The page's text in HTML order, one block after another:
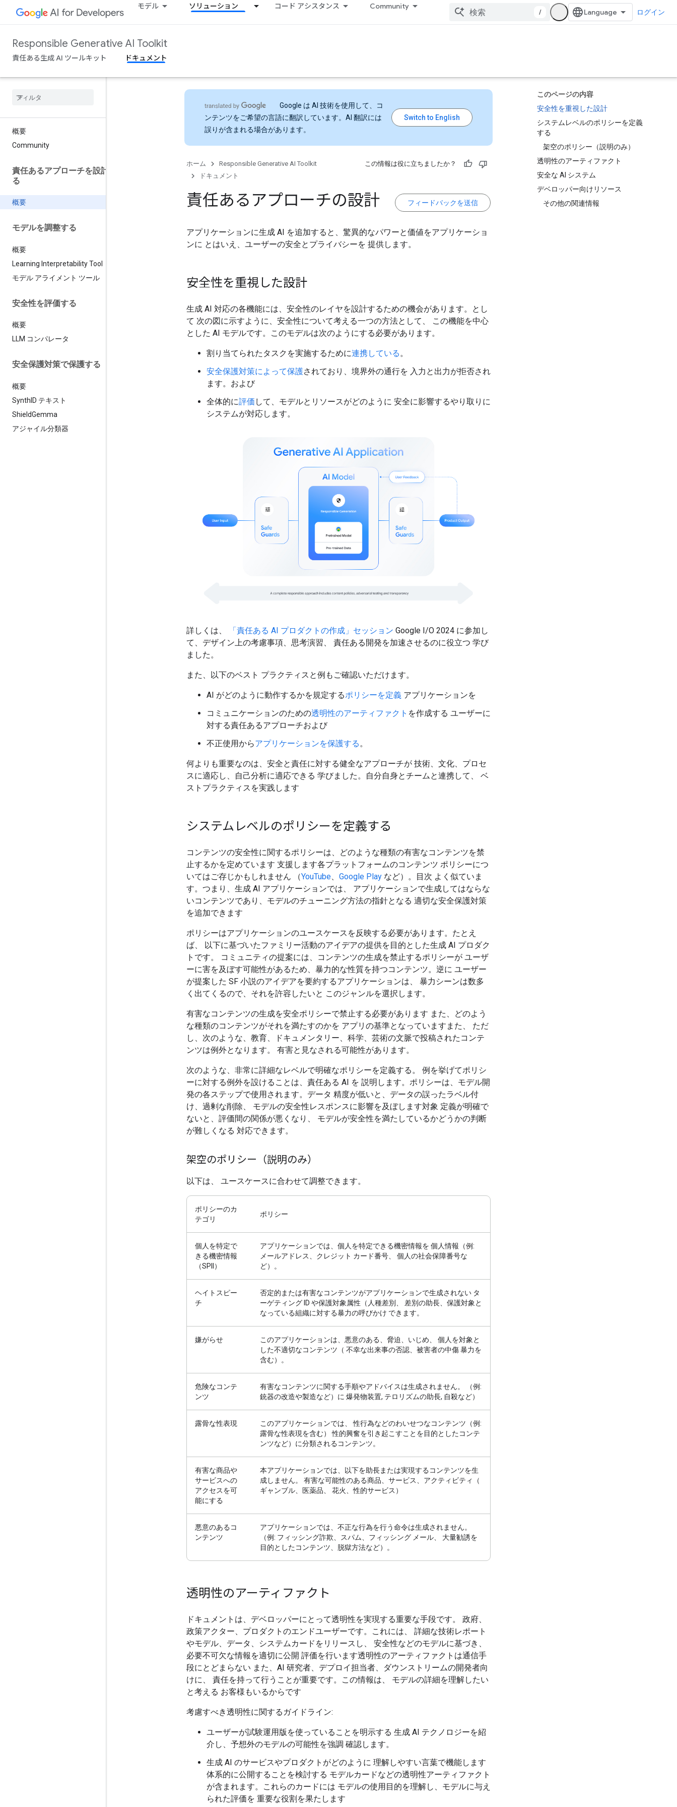
モデル ソリューション コード アシスタンス Community
/ ログイン
Responsible Generative AI Toolkit
責任ある生成 AI ツールキット ドキュメント
概要
Community
責任あるアプローチを設計す
る
概要
モデルを調整する
概要
Learning Interpretability Tool
モデル アライメント ツール
安全性を評価する
概要
LLM コンパレータ
安全保護対策で保護する
概要
SynthID テキスト
ShieldGemma
アジャイル分類器
このページの内容
安全性を重視した設計
システムレベルのポリシーを定義
する
架空のポリシー（説明のみ）
透明性のアーティファクト
安全な AI システム
デベロッパー向けリソース
その他の関連情報
Google は AI 技術を使用して、コ
ンテンツをご希望の言語に翻訳しています。AI 翻訳には
誤りが含まれる場合があります。
ホーム
Responsible Generative AI Toolkit
ドキュメント
この情報は役に立ちましたか？
フィードバックを送信
責任あるアプローチの設計
アプリケーションに生成 AI を追加すると、驚異的なパワーと価値をアプリケーショ
ンに とはいえ、ユーザーの安全とプライバシーを 提供します。
安全性を重視した設計
生成 AI 対応の各機能には、安全性のレイヤを設計するための機会があります。とし
て 次の図に示すように、安全性について考える一つの方法として、 この機能を中心
とした AI モデルです。このモデルは次のようにする必要があります。
割り当てられたタスクを実施するために連携している。
安全保護対策によって保護されており、境界外の通行を 入力と出力が拒否され
ます。および
全体的に評価 して、モデルとリソースがどのように 安全に影響するやり取りに
システムが対応します。
詳しくは、 「責任ある AI プロダクトの作成」セッション Google I/O 2024 に参加し
て、デザイン上の考慮事項、思考演習、 責任ある開発を加速させるのに役立つ 学び
ました。
また、以下のベスト プラクティスと例もご確認いただけます。
AI がどのように動作するかを規定するポリシーを定義 アプリケーションを
コミュニケーションのための透明性のアーティファクト を作成する ユーザーに
対する責任あるアプローチおよび
不正使用からアプリケーションを保護する。
何よりも重要なのは、安全と責任に対する健全なアプローチが 技術、文化、プロセ
スに適応し、自己分析に適応できる 学びました。自分自身とチームと連携して、 ベ
ストプラクティスを実践します
システムレベルのポリシーを定義する
コンテンツの安全性に関するポリシーは、どのような種類の有害なコンテンツを禁
止するかを定めています 支援します各プラットフォームのコンテンツ ポリシーにつ
いてはご存じかもしれません （YouTube、 Google Play など）。目次 よく似ていま
す。つまり、生成 AI アプリケーションでは、 アプリケーションで生成してはならな
いコンテンツであり、モデルのチューニング方法の指針となる 適切な安全保護対策
を追加できます
ポリシーはアプリケーションのユースケースを反映する必要があります。たとえ
ば、 以下に基づいたファミリー活動のアイデアの提供を目的とした生成 AI プロダク
トです。 コミュニティの提案には、コンテンツの生成を禁止するポリシーが ユーザ
ーに害を及ぼす可能性があるため、暴力的な性質を持つコンテンツ。逆に ユーザー
が提案した SF 小説のアイデアを要約するアプリケーションは、 暴力シーンは数多
く出てくるので、それを許容したいと このジャンルを選択します。
有害なコンテンツの生成を安全ポリシーで禁止する必要があります また、どのよう
な種類のコンテンツがそれを満たすのかを アプリの基準となっていますまた、 ただ
し、次のような、教育、ドキュメンタリー、科学、芸術の文脈で投稿されたコンテ
ンツは例外となります。 有害と見なされる可能性があります。
次のような、非常に詳細なレベルで明確なポリシーを定義する。 例を挙げてポリシ
ーに対する例外を設けることは、責任ある AI を 説明します。ポリシーは、モデル開
発の各ステップで使用されます。データ 精度が低いと、データの誤ったラベル付
け、過剰な削除、 モデルの安全性レスポンスに影響を及ぼします対象 定義が明確で
ないと、評価間の関係が悪くなり、 モデルが安全性を満たしているかどうかの判断
が難しくなる 対応できます。
架空のポリシー（説明のみ）
以下は、 ユースケースに合わせて調整できます。
ポリシーのカ
テゴリ
ポリシー
個人を特定で
きる機密情報
（SPII）
アプリケーションでは、個人を特定できる機密情報を 個人情報（例:
メールアドレス、クレジット カード番号、 個人の社会保障番号な
ど）。
ヘイトスピー
チ
否定的または有害なコンテンツがアプリケーションで生成されない タ
ーゲティング ID や保護対象属性（人種差別、 差別の助長、保護対象と
なっている組織に対する暴力の呼びかけ できます。
嫌がらせ
このアプリケーションは、悪意のある、脅迫、いじめ、 個人を対象と
した不適切なコンテンツ（ 不幸な出来事の否認、被害者の中傷 暴力を
含む）。
危険なコンテ
ンツ
有害なコンテンツに関する手順やアドバイスは生成されません。 （例:
銃器の改造や製造など）に 爆発物装置, テロリズムの助長, 自殺など）
露骨な性表現
このアプリケーションでは、 性行為などのわいせつなコンテンツ（例:
露骨な性表現を含む） 性的興奮を引き起こすことを目的としたコンテ
ンツなど）に分類されるコンテンツ。
有害な商品や
サービスへの
アクセスを可
能にする
本アプリケーションでは、以下を助長または実現するコンテンツを生
成しません。 有害な可能性のある商品、サービス、アクティビティ（
ギャンブル、医薬品、 花火、性的サービス）
悪意のあるコ
ンテンツ
アプリケーションでは、不正な行為を行う命令は生成されません。
（例: フィッシング詐欺、スパム、フィッシング メール、 大量勧誘を
目的としたコンテンツ、脱獄方法など）。
透明性のアーティファクト
ドキュメントは、デベロッパーにとって透明性を実現する重要な手段です。 政府、
政策アクター、プロダクトのエンドユーザーです。これには、 詳細な技術レポート
やモデル、データ、システムカードをリリースし、 安全性などのモデルに基づき、
必要不可欠な情報を適切に公開 評価を行います透明性のアーティファクトは通信手
段にとどまらない また、AI 研究者、デプロイ担当者、ダウンストリームの開発者向
けに、 責任を持って行うことが重要です。この情報は、 モデルの詳細を理解したい
と考える お客様もいるからです
考慮すべき透明性に関するガイドライン:
ユーザーが試験運用版を使っていることを明示する 生成 AI テクノロジーを紹
介し、予想外のモデルの可能性を強調 確認します。
生成 AI のサービスやプロダクトがどのように 理解しやすい言葉で機能します
体系的に公開することを検討する モデルカードなどの透明性アーティファクト
が含まれます。これらのカードには モデルの使用目的を理解し、モデルに与え
られた評価を 重要な役割を果たします